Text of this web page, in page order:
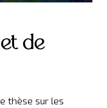
de
thèse sur les